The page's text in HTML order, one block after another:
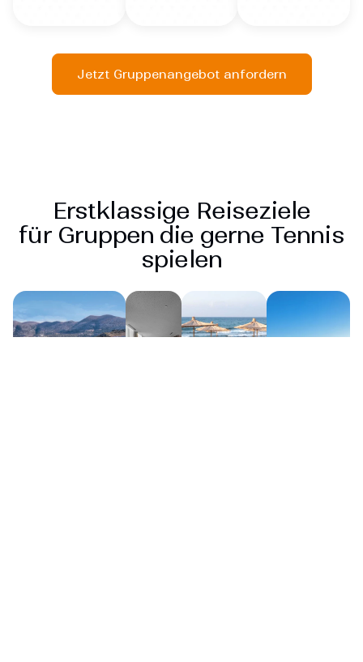
Jetzt Gruppenangebot anfordern
Erstklassige Reiseziele
für Gruppen die gerne Tennis
spielen